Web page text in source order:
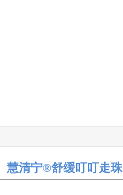
慧清宁®舒缓叮叮走珠